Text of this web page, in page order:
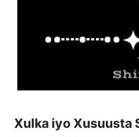
Xulka iyo Xusuusta